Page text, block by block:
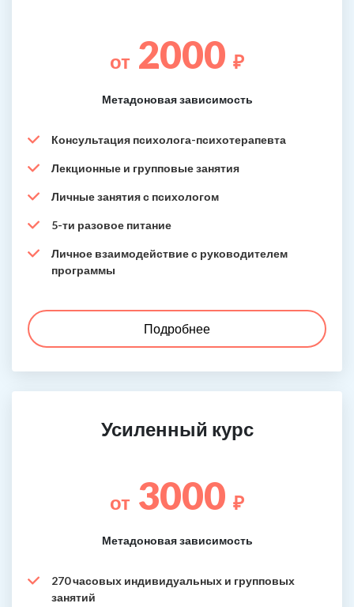
от 2000 ₽
Метадоновая зависимость
Консультация психолога-психотерапевта
Лекционные и групповые занятия
Личные занятия с психологом
5-ти разовое питание
Личное взаимодействие с руководителем
программы
Подробнее
Усиленный курс
от 3000 ₽
Метадоновая зависимость
270 часовых индивидуальных и групповых
занятий